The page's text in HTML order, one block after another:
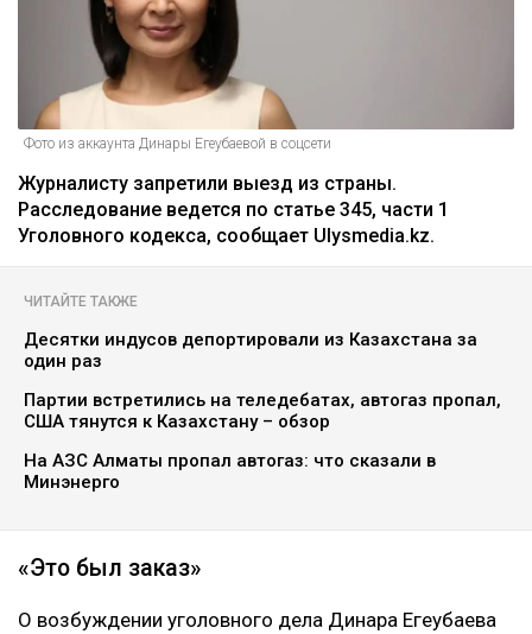
Фото из аккаунта Динары Егеубаевой в соцсети
Журналисту запретили выезд из страны.
Расследование ведется по статье 345, части 1
Уголовного кодекса, сообщает Ulysmedia.kz.
ЧИТАЙТЕ ТАКЖЕ
Десятки индусов депортировали из Казахстана за
один раз
Партии встретились на теледебатах, автогаз пропал,
США тянутся к Казахстану – обзор
На АЗС Алматы пропал автогаз: что сказали в
Минэнерго
«Это был заказ»
О возбуждении уголовного дела Динара Егеубаева